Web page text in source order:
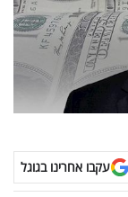
עקבו אחרינו בגוגל